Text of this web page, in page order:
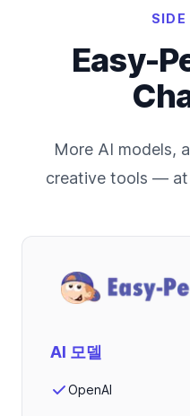
SIDE
Easy-
More AI models,
creative tools — at
AI 모델
OpenAI